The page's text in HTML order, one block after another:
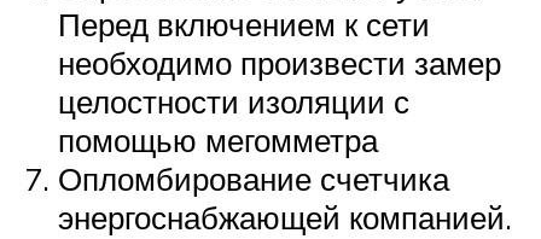
Перед включением к сети
необходимо произвести замер
целостности изоляции с
помощью мегомметра
Опломбирование счетчика
энергоснабжающей компанией.